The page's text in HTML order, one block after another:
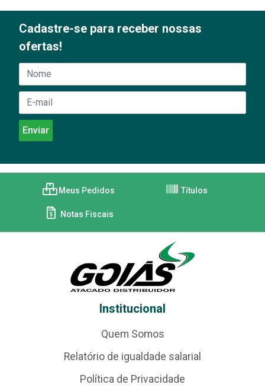
Cadastre-se para receber nossas
ofertas!
Meus Pedidos Títulos
Notas Fiscais
Institucional
Quem Somos
Relatório de igualdade salarial
Política de Privacidade